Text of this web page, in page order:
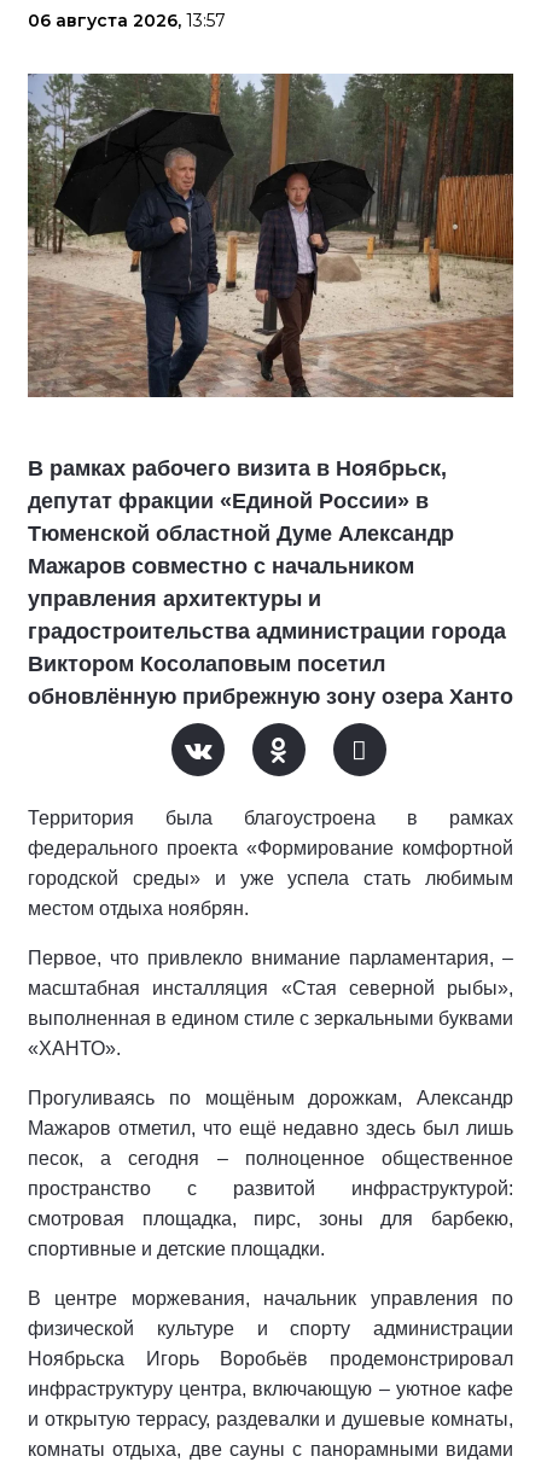
06 августа 2026, 13:57
В рамках рабочего визита в Ноябрьск,
депутат фракции «Единой России» в
Тюменской областной Думе Александр
Мажаров совместно с начальником
управления архитектуры и
градостроительства администрации города
Виктором Косолаповым посетил
обновлённую прибрежную зону озера Ханто
Территория была благоустроена в рамках
федерального проекта «Формирование комфортной
городской среды» и уже успела стать любимым
местом отдыха ноябрян.
Первое, что привлекло внимание парламентария, –
масштабная инсталляция «Стая северной рыбы»,
выполненная в едином стиле с зеркальными буквами
«ХАНТО».
Прогуливаясь по мощёным дорожкам, Александр
Мажаров отметил, что ещё недавно здесь был лишь
песок, а сегодня – полноценное общественное
пространство с развитой инфраструктурой:
смотровая площадка, пирс, зоны для барбекю,
спортивные и детские площадки.
В центре моржевания, начальник управления по
физической культуре и спорту администрации
Ноябрьска Игорь Воробьёв продемонстрировал
инфраструктуру центра, включающую – уютное кафе
и открытую террасу, раздевалки и душевые комнаты,
комнаты отдыха, две сауны с панорамными видами